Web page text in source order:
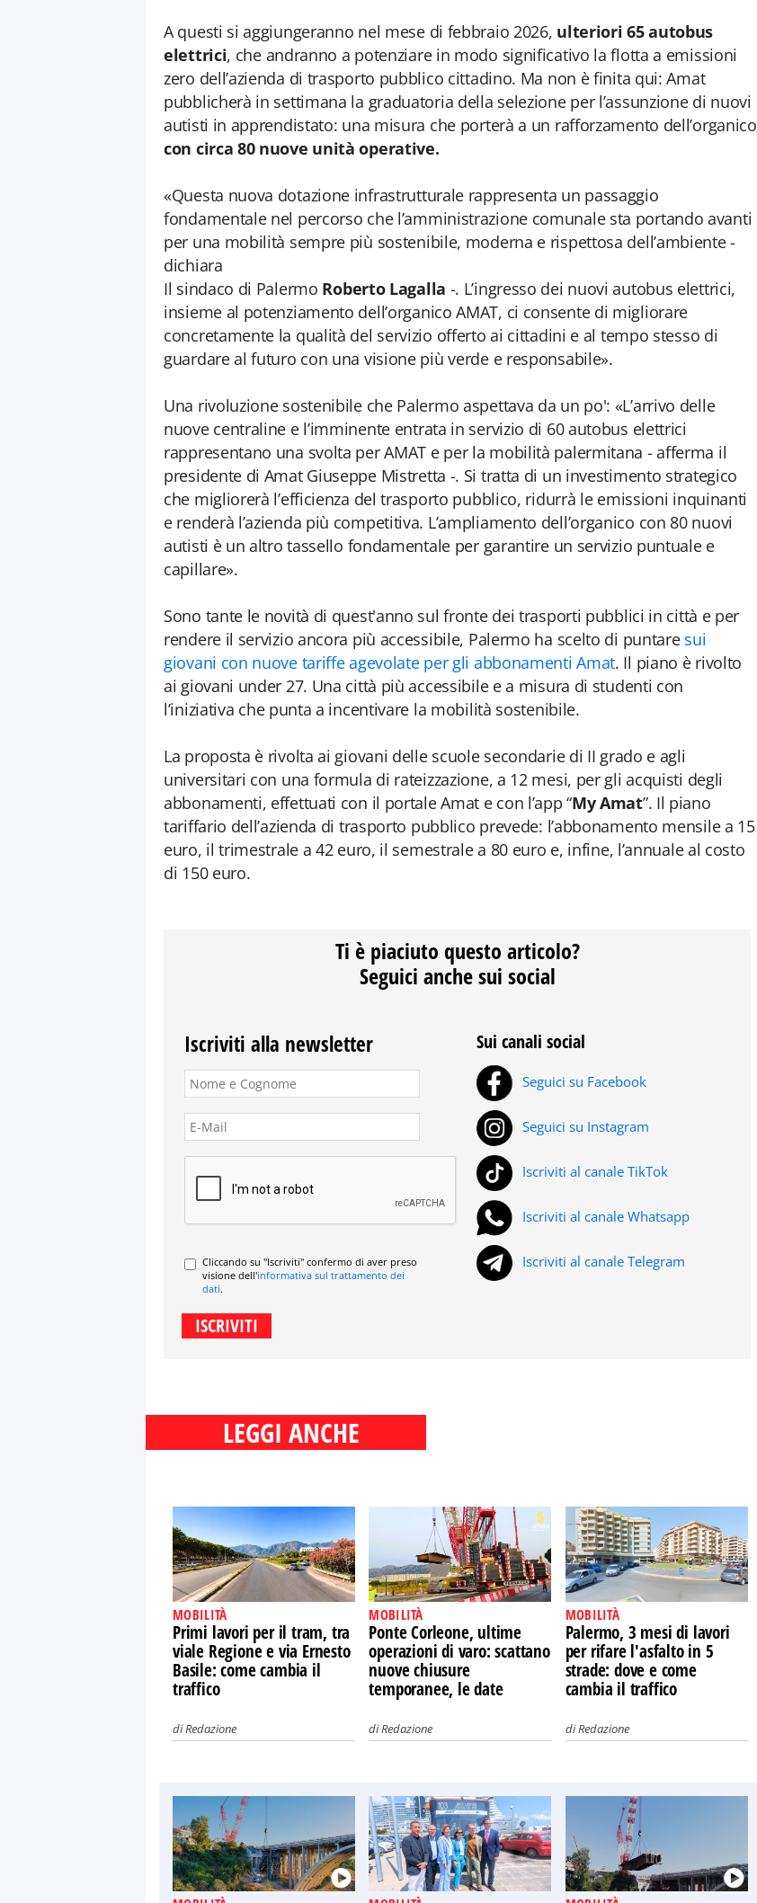
A questi si aggiungeranno nel mese di febbraio 2026, ulteriori 65 autobus
elettrici, che andranno a potenziare in modo significativo la flotta a emissioni
zero dell’azienda di trasporto pubblico cittadino. Ma non è finita qui: Amat
pubblicherà in settimana la graduatoria della selezione per l’assunzione di nuovi
autisti in apprendistato: una misura che porterà a un rafforzamento dell’organico
con circa 80 nuove unità operative.
«Questa nuova dotazione infrastrutturale rappresenta un passaggio
fondamentale nel percorso che l’amministrazione comunale sta portando avanti
per una mobilità sempre più sostenibile, moderna e rispettosa dell’ambiente -
dichiara
Il sindaco di Palermo Roberto Lagalla -. L’ingresso dei nuovi autobus elettrici,
insieme al potenziamento dell’organico AMAT, ci consente di migliorare
concretamente la qualità del servizio offerto ai cittadini e al tempo stesso di
guardare al futuro con una visione più verde e responsabile».
Una rivoluzione sostenibile che Palermo aspettava da un po': «L’arrivo delle
nuove centraline e l’imminente entrata in servizio di 60 autobus elettrici
rappresentano una svolta per AMAT e per la mobilità palermitana - afferma il
presidente di Amat Giuseppe Mistretta -. Si tratta di un investimento strategico
che migliorerà l’efficienza del trasporto pubblico, ridurrà le emissioni inquinanti
e renderà l’azienda più competitiva. L’ampliamento dell’organico con 80 nuovi
autisti è un altro tassello fondamentale per garantire un servizio puntuale e
capillare».
Sono tante le novità di quest'anno sul fronte dei trasporti pubblici in città e per
rendere il servizio ancora più accessibile, Palermo ha scelto di puntare sui
giovani con nuove tariffe agevolate per gli abbonamenti Amat. Il piano è rivolto
ai giovani under 27. Una città più accessibile e a misura di studenti con
l’iniziativa che punta a incentivare la mobilità sostenibile.
La proposta è rivolta ai giovani delle scuole secondarie di II grado e agli
universitari con una formula di rateizzazione, a 12 mesi, per gli acquisti degli
abbonamenti, effettuati con il portale Amat e con l’app “My Amat”. Il piano
tariffario dell’azienda di trasporto pubblico prevede: l’abbonamento mensile a 15
euro, il trimestrale a 42 euro, il semestrale a 80 euro e, infine, l’annuale al costo
di 150 euro.
Ti è piaciuto questo articolo?
Seguici anche sui social
Iscriviti alla newsletter
Cliccando su "Iscriviti" confermo di aver preso
visione dell'informativa sul trattamento dei
dati.
Sui canali social
Seguici su Facebook
Seguici su Instagram
Iscriviti al canale TikTok
Iscriviti al canale Whatsapp
Iscriviti al canale Telegram
LEGGI ANCHE
MOBILITÀ
Primi lavori per il tram, tra
viale Regione e via Ernesto
Basile: come cambia il
traffico
diRedazione
MOBILITÀ
Ponte Corleone, ultime
operazioni di varo: scattano
nuove chiusure
temporanee, le date
diRedazione
MOBILITÀ
Palermo, 3 mesi di lavori
per rifare l'asfalto in 5
strade: dove e come
cambia il traffico
diRedazione